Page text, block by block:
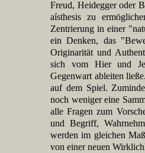
Freud, Heidegger oder
aísthesis zu
Zentrierung in einer
ein Denken, das
Originarität und
sich vom Hier und
Gegenwart ableiten
auf dem Spiel.
noch weniger eine
alle Fragen zum
und Begriff,
werden im gleichen
von einer neuen